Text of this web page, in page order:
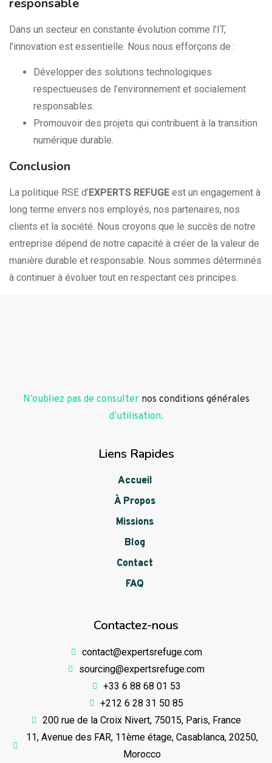
responsable
Dans un secteur en constante évolution comme l’IT,
l’innovation est essentielle. Nous nous efforçons de :
Développer des solutions technologiques
respectueuses de l’environnement et socialement
responsables.
Promouvoir des projets qui contribuent à la transition
numérique durable.
Conclusion
La politique RSE d’EXPERTS REFUGE est un engagement à
long terme envers nos employés, nos partenaires, nos
clients et la société. Nous croyons que le succès de notre
entreprise dépend de notre capacité à créer de la valeur de
manière durable et responsable. Nous sommes déterminés
à continuer à évoluer tout en respectant ces principes.
N’oubliez pas de consulter nos conditions générales
d’utilisation.
Liens Rapides
Accueil
À Propos
Missions
Blog
Contact
FAQ
Contactez-nous
contact@expertsrefuge.com
sourcing@expertsrefuge.com
+33 6 88 68 01 53
+212 6 28 31 50 85
200 rue de la Croix Nivert, 75015, Paris, France
11, Avenue des FAR, 11ème étage, Casablanca, 20250,
Morocco